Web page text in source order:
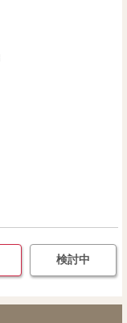
検討中